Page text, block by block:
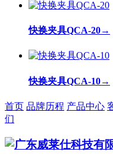
快换夹具QCA-20→
快换夹具QCA-10→
首页 品牌历程 产品中心
们